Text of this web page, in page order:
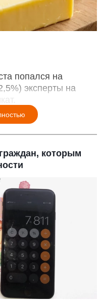
попался на
эксперты на
которым